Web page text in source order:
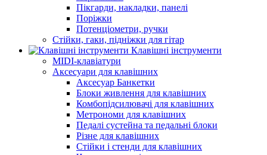
Пікгарди, накладки, панелі
Поріжки
Потенціометри, ручки
Стійки, гаки, підніжки для гітар
Клавішні інструменти
MIDI-клавіатури
Аксесуари для клавішних
Аксесуар Банкетки
Блоки живлення для клавішних
Комбопідсилювачі для клавішних
Метрономи для клавішних
Педалі сустейна та педальні блоки
Різне для клавішних
Стійки і стенди для клавішних